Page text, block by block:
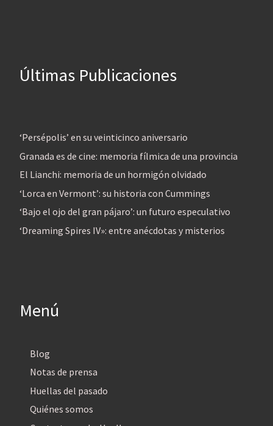
Últimas Publicaciones
‘Persépolis’ en su veinticinco aniversario
Granada es de cine: memoria fílmica de una provincia
El Lianchi: memoria de un hormigón olvidado
‘Lorca en Vermont’: su historia con Cummings
‘Bajo el ojo del gran pájaro’: un futuro especulativo
‘Dreaming Spires IV»: entre anécdotas y misterios
Menú
Blog
Notas de prensa
Huellas del pasado
Quiénes somos